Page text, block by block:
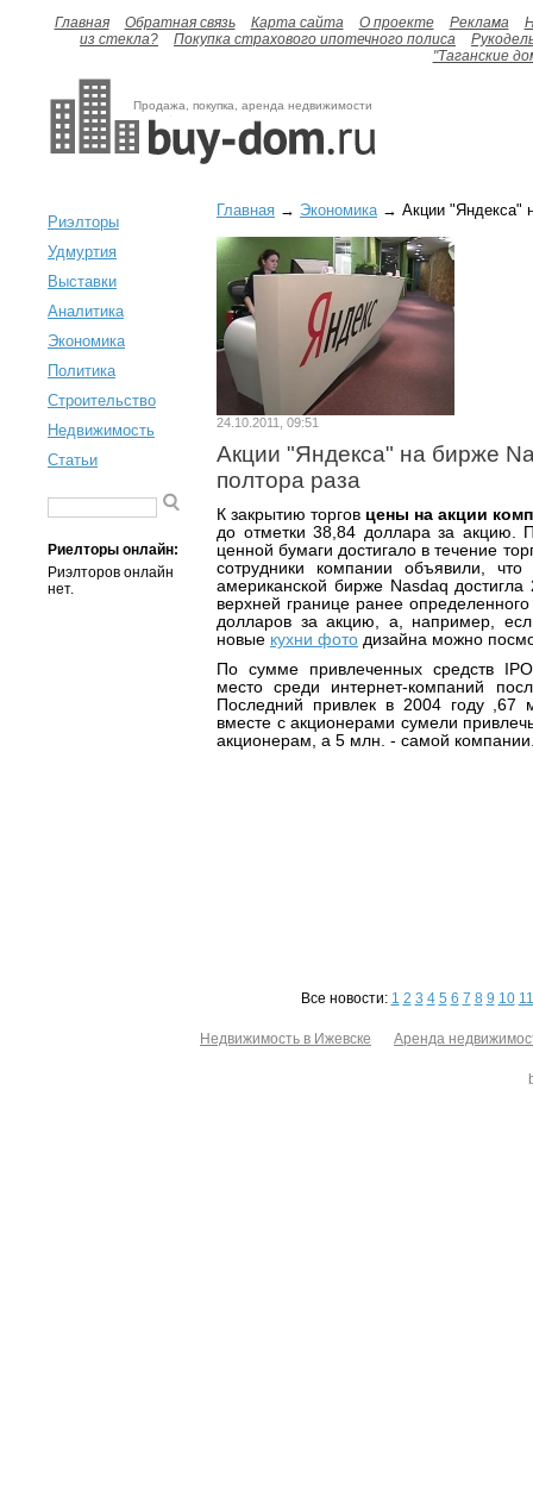
Главная Обратная связь Карта сайта О проекте Реклама
из стекла?
Покупка страхового ипотечного полиса
"Таганские
Продажа, покупка, аренда недвижимости
Риэлторы
Удмуртия
Выставки
Аналитика
Экономика
Политика
Строительство
Недвижимость
Статьи
Риелторы онлайн:
Риэлторов онлайн
нет.
Главная → Экономика→ Акции "Яндекса"
24.10.2011, 09:51
Акции "Яндекса" на бирже
полтора раза
К закрытию торгов цены на акции
до отметки 38,84 доллара за акцию.
ценной бумаги достигало в течение
сотрудники компании объявили,
американской бирже Nasdaq
верхней границе ранее
долларов за акцию, а, например,
новые кухни фото дизайна можно
По сумме привлеченных средств
место среди интернет-компаний
Последний привлек в 2004 году ,67
вместе с акционерами сумели
акционерам, а 5 млн. - самой
Все новости: 1 2 3 4 5 6 7 8 9 10 11
Недвижимость в Ижевске Аренда